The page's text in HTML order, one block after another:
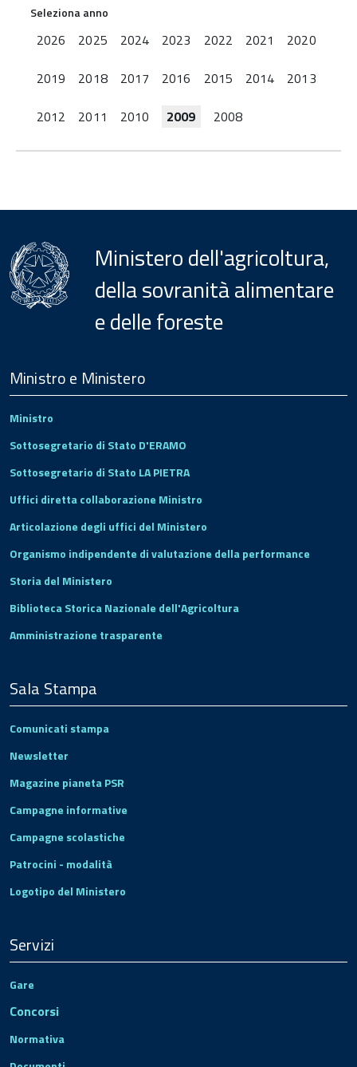
Seleziona anno
2026 2025 2024 2023 2022 2021
2020
2019
2018 2017 2016 2015 2014
2013
2012
2011 2010 2009 2008
Ministero dell'agricoltura,
della sovranità alimentare
e delle foreste
Footer
Ministro e Ministero
Ministro
Sottosegretario di Stato D'ERAMO
Sottosegretario di Stato LA PIETRA
Uffici diretta collaborazione Ministro
Articolazione degli uffici del Ministero
Organismo indipendente di valutazione della performance
Storia del Ministero
Biblioteca Storica Nazionale dell'Agricoltura
Amministrazione trasparente
Sala Stampa
Comunicati stampa
Newsletter
Magazine pianeta PSR
Campagne informative
Campagne scolastiche
Patrocini - modalità
Logotipo del Ministero
Servizi
Gare
Concorsi
Normativa